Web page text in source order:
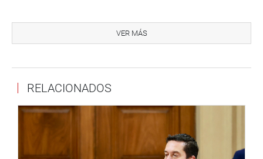
en esa sesión del lunes 28, corresponderá a los
congresistas votar -inmediatamente- la moción de
OFICINA DE COMUNICACIONES
VER MÁS
RELACIONADOS